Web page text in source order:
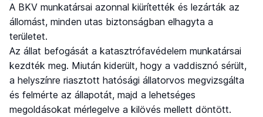
A BKV munkatársai azonnal kiürítették és lezárták az
állomást, minden utas biztonságban elhagyta a
területet.
Az állat befogását a katasztrófavédelem munkatársai
kezdték meg. Miután kiderült, hogy a vaddisznó sérült,
a helyszínre riasztott hatósági állatorvos megvizsgálta
és felmérte az állapotát, majd a lehetséges
megoldásokat mérlegelve a kilövés mellett döntött.